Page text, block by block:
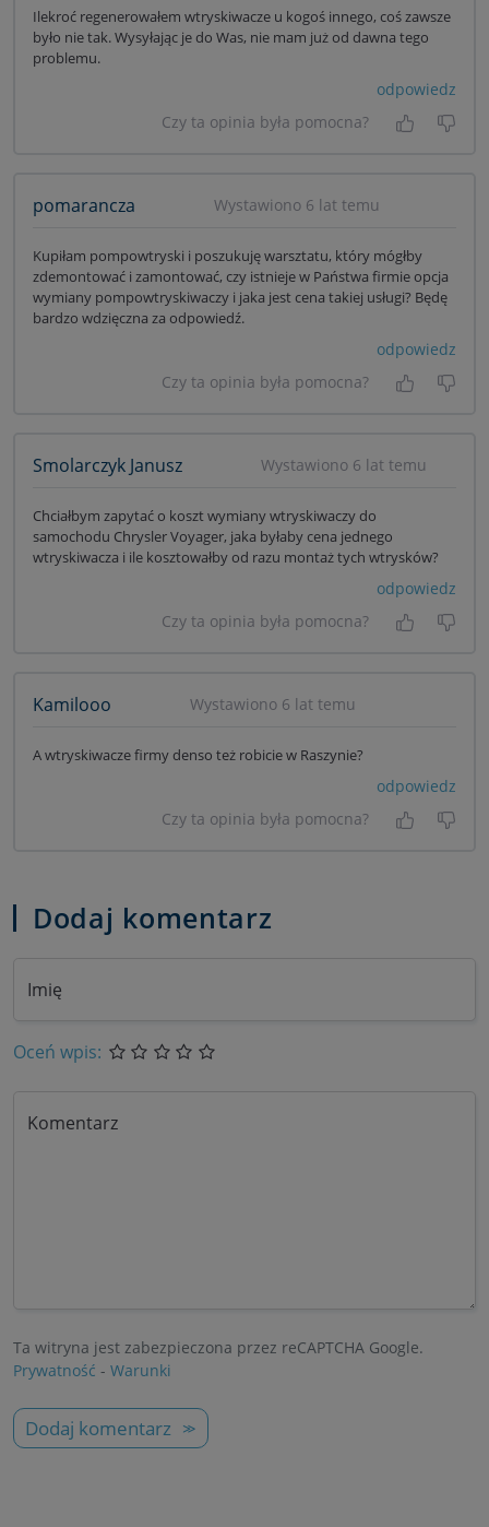
Ilekroć regenerowałem wtryskiwacze u kogoś innego, coś zawsze
było nie tak. Wysyłając je do Was, nie mam już od dawna tego
problemu.
odpowiedz
Czy ta opinia była pomocna?
Tak, była
Nie
pomarancza Wystawiono 6 lat temu
Kupiłam pompowtryski i poszukuję warsztatu, który mógłby
zdemontować i zamontować, czy istnieje w Państwa firmie opcja
wymiany pompowtryskiwaczy i jaka jest cena takiej usługi? Będę
bardzo wdzięczna za odpowiedź.
odpowiedz
Czy ta opinia była pomocna?
Tak, była
Nie
Smolarczyk Janusz Wystawiono 6 lat temu
Chciałbym zapytać o koszt wymiany wtryskiwaczy do
samochodu Chrysler Voyager, jaka byłaby cena jednego
wtryskiwacza i ile kosztowałby od razu montaż tych wtrysków?
odpowiedz
Czy ta opinia była pomocna?
Tak, była
Nie
Kamilooo Wystawiono 6 lat temu
A wtryskiwacze firmy denso też robicie w Raszynie?
odpowiedz
Czy ta opinia była pomocna?
Tak, była
Nie
Dodaj komentarz
Imię
Oceń wpis:
Komentarz
Ta witryna jest zabezpieczona przez reCAPTCHA Google.
Prywatność - Warunki
Dodaj komentarz